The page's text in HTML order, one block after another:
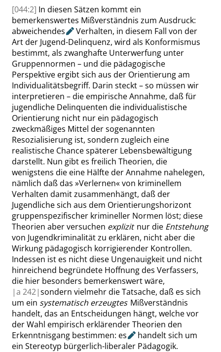
[044:2] In diesen Sätzen kommt ein
bemerkenswertes Mißverständnis zum Ausdruck:
abweichendes
Verhalten, in diesem Fall von der
Art der Jugend-Delinquenz, wird als Konformismus
bestimmt, als zwanghafte Unterwerfung unter
Gruppennormen – und die pädagogische
Perspektive ergibt sich aus der Orientierung am
Individualitätsbegriff. Darin steckt – so müssen wir
interpretieren – die empirische Annahme, daß für
jugendliche Delinquenten die individualistische
Orientierung nicht nur ein pädagogisch
zweckmäßiges Mittel der sogenannten
Resozialisierung ist, sondern zugleich eine
realistische Chance späterer Lebensbewältigung
darstellt. Nun gibt es freilich Theorien, die
wenigstens die eine Hälfte der Annahme nahelegen,
nämlich daß das »Verlernen«von kriminellem
Verhalten damit zusammenhängt, daßder
Jugendlichesich aus dem Orientierungshorizont
gruppenspezifischer krimineller Normen löst; diese
Theorien aber versuchen explizitnur die Entstehung
von Jugendkriminalität zu erklären, nicht aber die
Wirkung pädagogisch korrigierender Kontrollen.
Indessen ist es nicht diese Ungenauigkeit und nicht
hinreichend begründete Hoffnung des Verfassers,
die hier besonders bemerkenswert wäre,
|a 242|sondern vielmehr die Tatsache, daß es sich
um ein systematisch erzeugtes Mißverständnis
handelt, das an Entscheidungen hängt, welche vor
der Wahl empirisch erklärender Theorien den
Erkenntnisgang bestimmen: es
handelt sich um
ein Stereotyp bürgerlich-liberaler Pädagogik.